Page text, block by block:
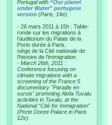
Portugal with “Our planet
under Water” portugese
version (Paris, 14e).
- 26 mars 2011 à 15h : Table-
ronde sur les migrations à
l’auditorium du Palais de la
Porte dorée à Paris,
siège de la Cité nationale de
l’histoire de l’immigration.
- March 26th, 2011 :
Conference focusing on
climate migrations with a
screening of the France 5
documentary "Paradis en
sursis" promoting Alofa Tuvalu
activities in Tuvalu, at the
National “Cité for Immigration”
(Porte Doree Palace in Paris
12e).